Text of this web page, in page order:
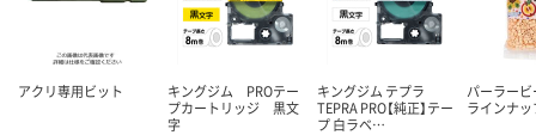
アクリ専用ビット
キングジム PROテー
プカートリッジ 黒文
字
キングジム テプラ
TEPRA PRO【純正】テー
プ 白ラベ…
パーラー
ラインナッ